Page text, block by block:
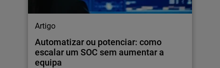
Artigo
Automatizar ou potenciar: como
escalar um SOC sem aumentar a
equipa